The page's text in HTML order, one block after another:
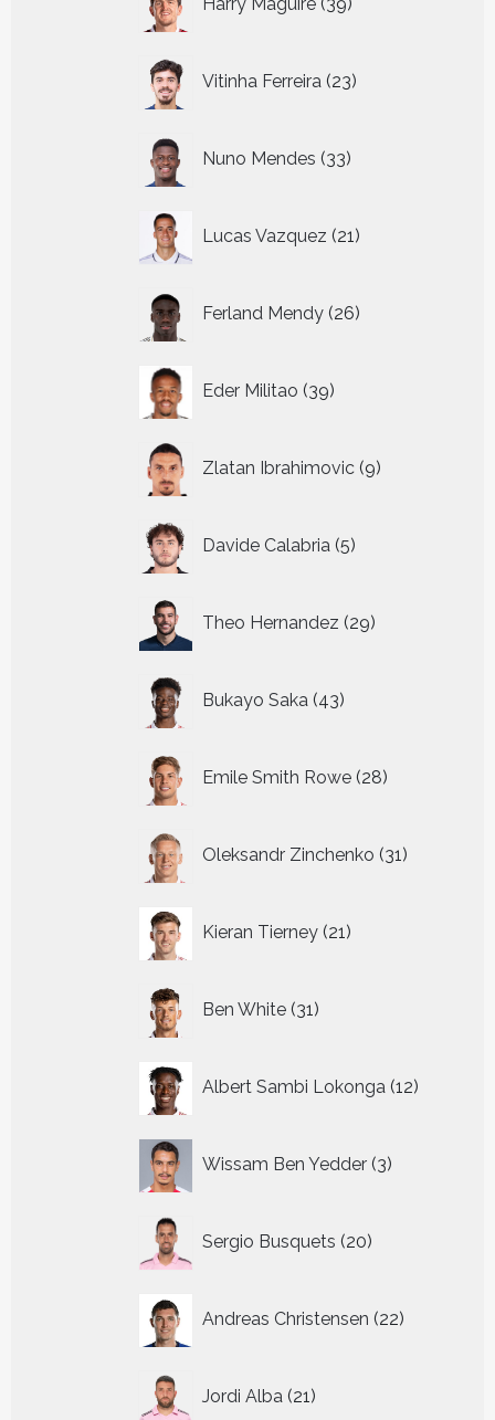
producten
Vitinha Ferreira 23
producten
Nuno Mendes 33
producten
Lucas Vazquez 21
producten
Ferland Mendy 26
producten
Eder Militao 39
producten
Zlatan Ibrahimovic 9
producten
Davide Calabria 5
producten
Theo Hernandez 29
producten
Bukayo Saka 43
producten
Emile Smith Rowe 28
producten
Oleksandr Zinchenko 31
producten
Kieran Tierney 21
producten
Ben White 31
producten
Albert Sambi Lokonga 12
Wissam Ben Yedder 3
producten
Sergio Busquets 20
producten
Andreas Christensen 22
producten
Jordi Alba 21
producten